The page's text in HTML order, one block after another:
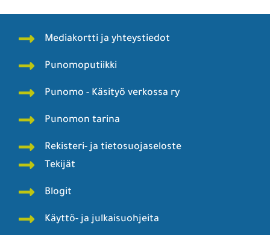
Mediakortti ja yhteystiedot
Punomoputiikki
Punomo - Käsityö verkossa ry
Punomon tarina
Rekisteri- ja tietosuojaseloste
Tekijät
Blogit
Käyttö- ja julkaisuohjeita